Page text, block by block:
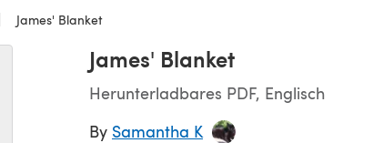
James' Blanket
James' Blanket
Herunterladbares PDF, Englisch
By Samantha K